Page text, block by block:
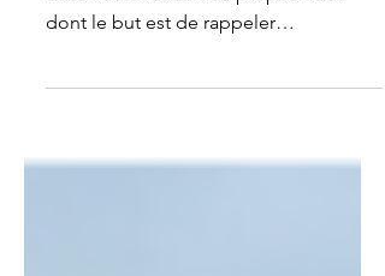
Zumba géante à La Rochelle, courses
dans Paris... autant de propositions